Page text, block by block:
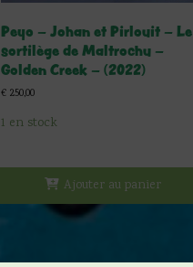
Peyo – Johan et Pirlouit – Le
sortilège de Maltrochu –
Golden Creek – (2022)
€250,00
1 en stock
Ajouter au panier